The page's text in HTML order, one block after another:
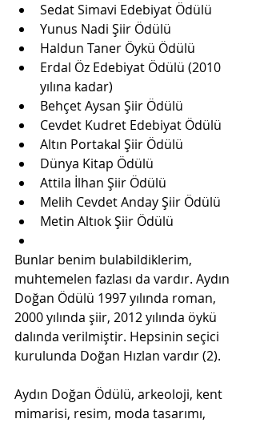
Sedat Simavi Edebiyat Ödülü
Yunus Nadi Şiir Ödülü
Haldun Taner Öykü Ödülü
Erdal Öz Edebiyat Ödülü (2010
yılına kadar)
Behçet Aysan Şiir Ödülü
Cevdet Kudret Edebiyat Ödülü
Altın Portakal Şiir Ödülü
Dünya Kitap Ödülü
Attila İlhan Şiir Ödülü
Melih Cevdet Anday Şiir Ödülü
Metin Altıok Şiir Ödülü
Bunlar benim bulabildiklerim,
muhtemelen fazlası da vardır. Aydın
Doğan Ödülü 1997 yılında roman,
2000 yılında şiir, 2012 yılında öykü
dalında verilmiştir. Hepsinin seçici
kurulunda Doğan Hızlan vardır (2).
Aydın Doğan Ödülü, arkeoloji, kent
mimarisi, resim, moda tasarımı,